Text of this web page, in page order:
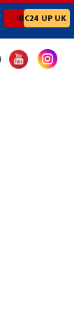
×
IBC24 UP UK